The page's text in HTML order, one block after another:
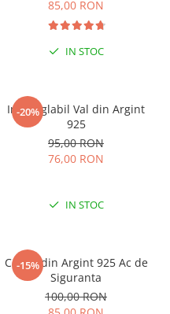
85,00 RON
IN STOC
-20%
Inel reglabil Val din Argint
925
95,00 RON
76,00 RON
IN STOC
-15%
Cercei din Argint 925 Ac de
Siguranta
100,00 RON